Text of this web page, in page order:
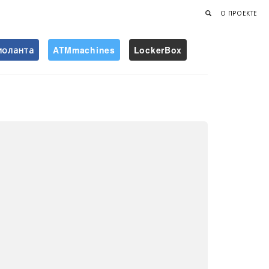
О ПРОЕКТЕ
ATMmachines LockerBox